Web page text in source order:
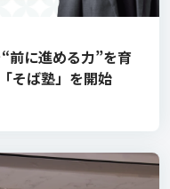
前に進める力”を育
そば塾」を開始